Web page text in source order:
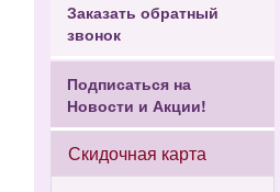
Заказать обратный
звонок
Подписаться на
Новости и Акции!
Скидочная карта